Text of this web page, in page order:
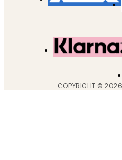
COPYRIGHT ©2026